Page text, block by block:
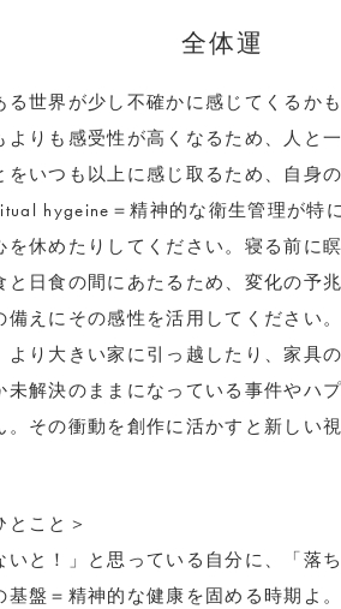
全体運
る世界が少し不確かに感じてくるか
よりも感受性が高くなるため、人と
をいつも以上に感じ取るため、自身
hygeine＝精神的な衛生管理が特
を休めたりしてください。寝る前に
と日食の間にあたるため、変化の予
備えにその感性を活用してください
より大きい家に引っ越したり、家具
未解決のままになっている事件やハ
その衝動を創作に活かすと新しい
とこと＞
いと！」と思っている自分に、「落
盤＝精神的な健康を固める時期よ。